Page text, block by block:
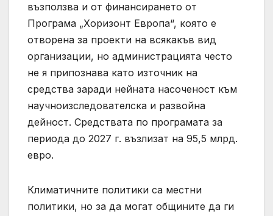
възползва и от финансирането от
Програма „Хоризонт Европа“, която е
отворена за проекти на всякакъв вид
организации, но администрацията често
не я припознава като източник на
средства заради нейната насоченост към
научноизследователска и развойна
дейност. Средствата по програмата за
периода до 2027 г. възлизат на 95,5 млрд.
евро.
Климатичните политики са местни
политики, но за да могат общините да ги